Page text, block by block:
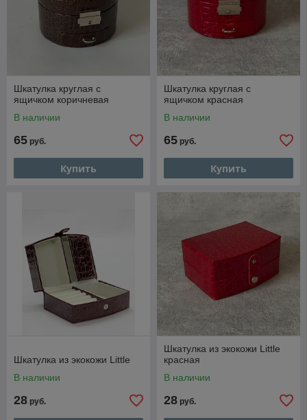
Шкатулка круглая c
ящичком коричневая
В наличии
65 руб.
Купить
Шкатулка круглая c
ящичком красная
В наличии
65 руб.
Купить
Шкатулка из экокожи Little
В наличии
28 руб.
Шкатулка из экокожи Little
красная
В наличии
28 руб.